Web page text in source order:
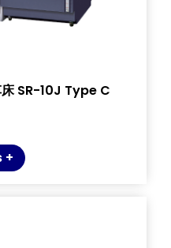
SR-10J Type C
+